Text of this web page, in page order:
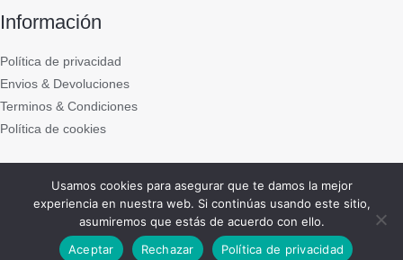
Información
Política de privacidad
Envios & Devoluciones
Terminos & Condiciones
Política de cookies
Copyright © 2011 - 2021 DEL PUCHERO A CASA
Power byNatalia Salgueiro
Usamos cookies para asegurar que te damos la mejor
experiencia en nuestra web. Si continúas usando este sitio,
asumiremos que estás de acuerdo con ello.
Aceptar
Rechazar Política de privacidad